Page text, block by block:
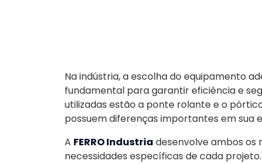
Na indústria, a escolha do equipamento
fundamental para garantir eficiência e
utilizadas estão a ponte rolante e o
possuem diferenças importantes em sua
A FERRO Industria desenvolve ambos os
necessidades específicas de cada projeto.